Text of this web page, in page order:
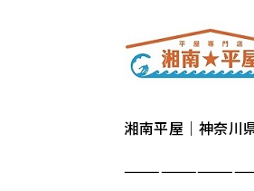
湘南平屋｜神奈川